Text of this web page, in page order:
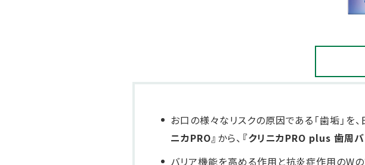
お口の様々なリスクの原因である「歯垢」を
ニカPRO』 から、 『クリニカPRO plus 歯周バ
バリア機能を高める作用と抗炎症作用のW